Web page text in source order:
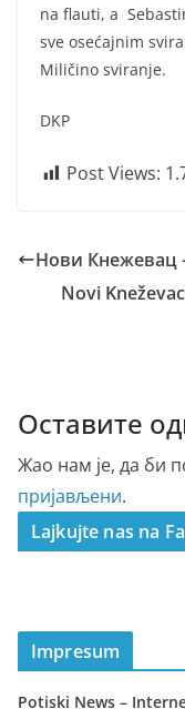
na flauti, a
sve osećajnim
Miličino sviranje.
DKP
Post Views:
Нови
Novi
Оставите
Жао нам је, да би
пријављени.
Lajkujte nas na
Impresum
Potiski News –